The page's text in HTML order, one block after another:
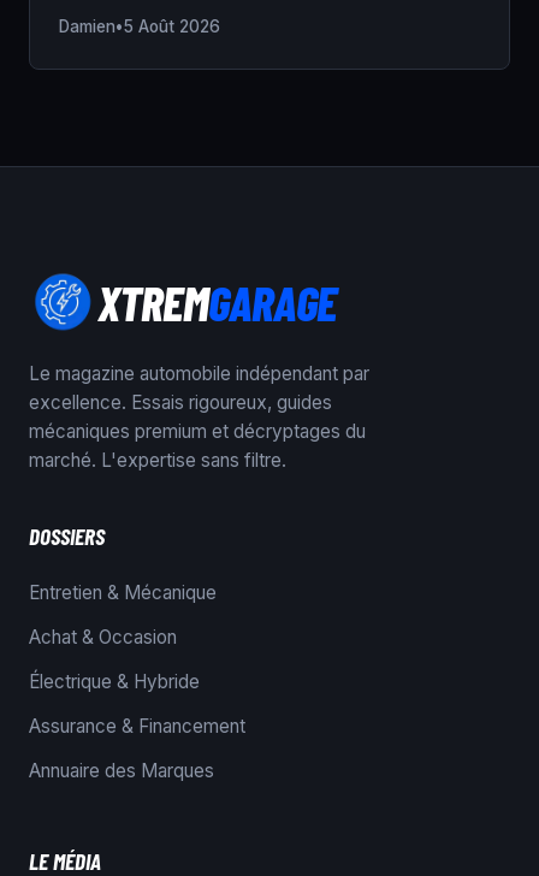
Damien•5 Août 2026
XTREMGARAGE
Le magazine automobile indépendant par
excellence. Essais rigoureux, guides
mécaniques premium et décryptages du
marché. L'expertise sans filtre.
DOSSIERS
Entretien & Mécanique
Achat & Occasion
Électrique & Hybride
Assurance & Financement
Annuaire des Marques
LE MÉDIA